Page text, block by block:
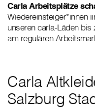
Carla Arbeitsplätze
Wiedereinsteiger*innen
unseren carla-Läden bis
am regulären
Carla
Salzburg